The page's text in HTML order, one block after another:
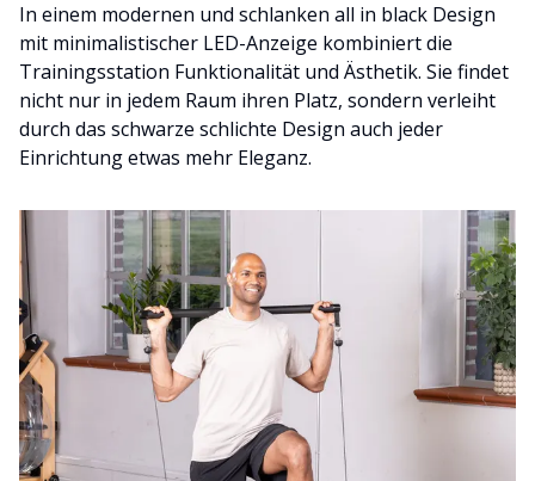
In einem modernen und schlanken all in black Design
mit minimalistischer LED-Anzeige kombiniert die
Trainingsstation Funktionalität und Ästhetik. Sie findet
nicht nur in jedem Raum ihren Platz, sondern verleiht
durch das schwarze schlichte Design auch jeder
Einrichtung etwas mehr Eleganz.